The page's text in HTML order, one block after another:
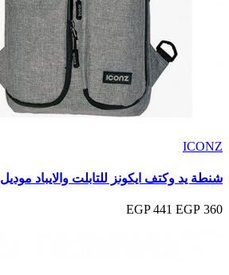
ICONZ
شنطة يد وكتف ايكونز للتابلت والايباد موديل 1027
360 EGP
441 EGP